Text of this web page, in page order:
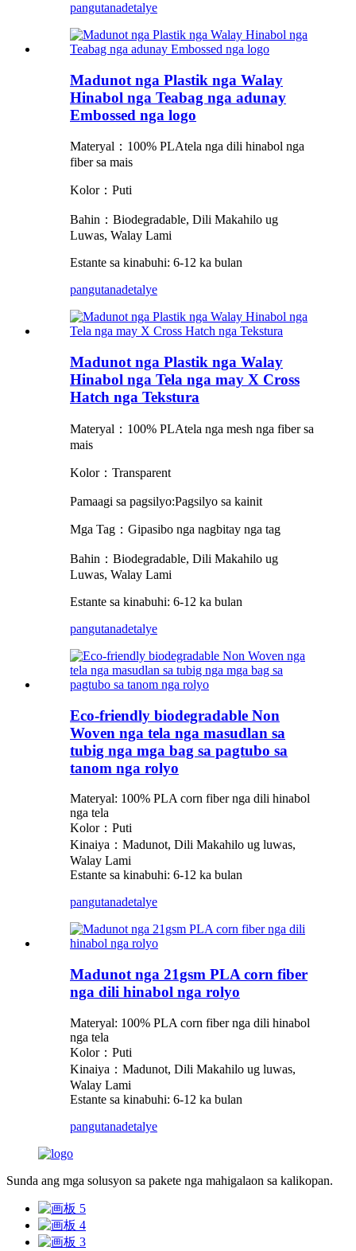
pangutanadetalye
Madunot nga Plastik nga Walay
Hinabol nga Teabag nga adunay
Embossed nga logo
Materyal： 100% PLAtela nga dili hinabol nga
fiber sa mais
Kolor：Puti
Bahin： Biodegradable, Dili Makahilo ug
Luwas, Walay Lami
Estante sa kinabuhi: 6-12 ka bulan
pangutanadetalye
Madunot nga Plastik nga Walay
Hinabol nga Tela nga may X Cross
Hatch nga Tekstura
Materyal： 100% PLAtela nga mesh nga fiber sa
mais
Kolor： Transparent
Pamaagi sa pagsilyo:Pagsilyo sa kainit
Mga Tag：Gipasibo nga nagbitay nga tag
Bahin： Biodegradable, Dili Makahilo ug
Luwas, Walay Lami
Estante sa kinabuhi: 6-12 ka bulan
pangutanadetalye
Eco-friendly biodegradable Non
Woven nga tela nga masudlan sa
tubig nga mga bag sa pagtubo sa
tanom nga rolyo
Materyal: 100% PLA corn fiber nga dili hinabol
nga tela
Kolor：Puti
Kinaiya：Madunot, Dili Makahilo ug luwas,
Walay Lami
Estante sa kinabuhi: 6-12 ka bulan
pangutanadetalye
Madunot nga 21gsm PLA corn fiber
nga dili hinabol nga rolyo
Materyal: 100% PLA corn fiber nga dili hinabol
nga tela
Kolor：Puti
Kinaiya：Madunot, Dili Makahilo ug luwas,
Walay Lami
Estante sa kinabuhi: 6-12 ka bulan
pangutanadetalye
Sunda ang mga solusyon sa pakete nga mahigalaon sa kalikopan.